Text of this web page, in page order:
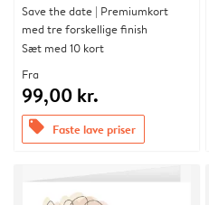
Save the date | Premiumkort
med tre forskellige finish
Sæt med 10 kort
Fra
99,00 kr.
offers Faste lave priser